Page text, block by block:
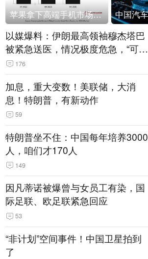
苹果拿下高端手机市场65%的份额：iPhone 17系列功不可没
以媒爆料：伊朗最高领袖穆杰塔巴
被紧急送医，情况极度危急，“可能
随时会死去”
176
加息，重大变数！美联储，大消
息！特朗普，有新动作
59
特朗普坐不住：中国每年培养3000
人，咱们才170人
149
因凡蒂诺被爆曾与女员工有染，国
际足联、欧足联紧急回应
53
“非计划”空间事件！中国卫星拍到
了